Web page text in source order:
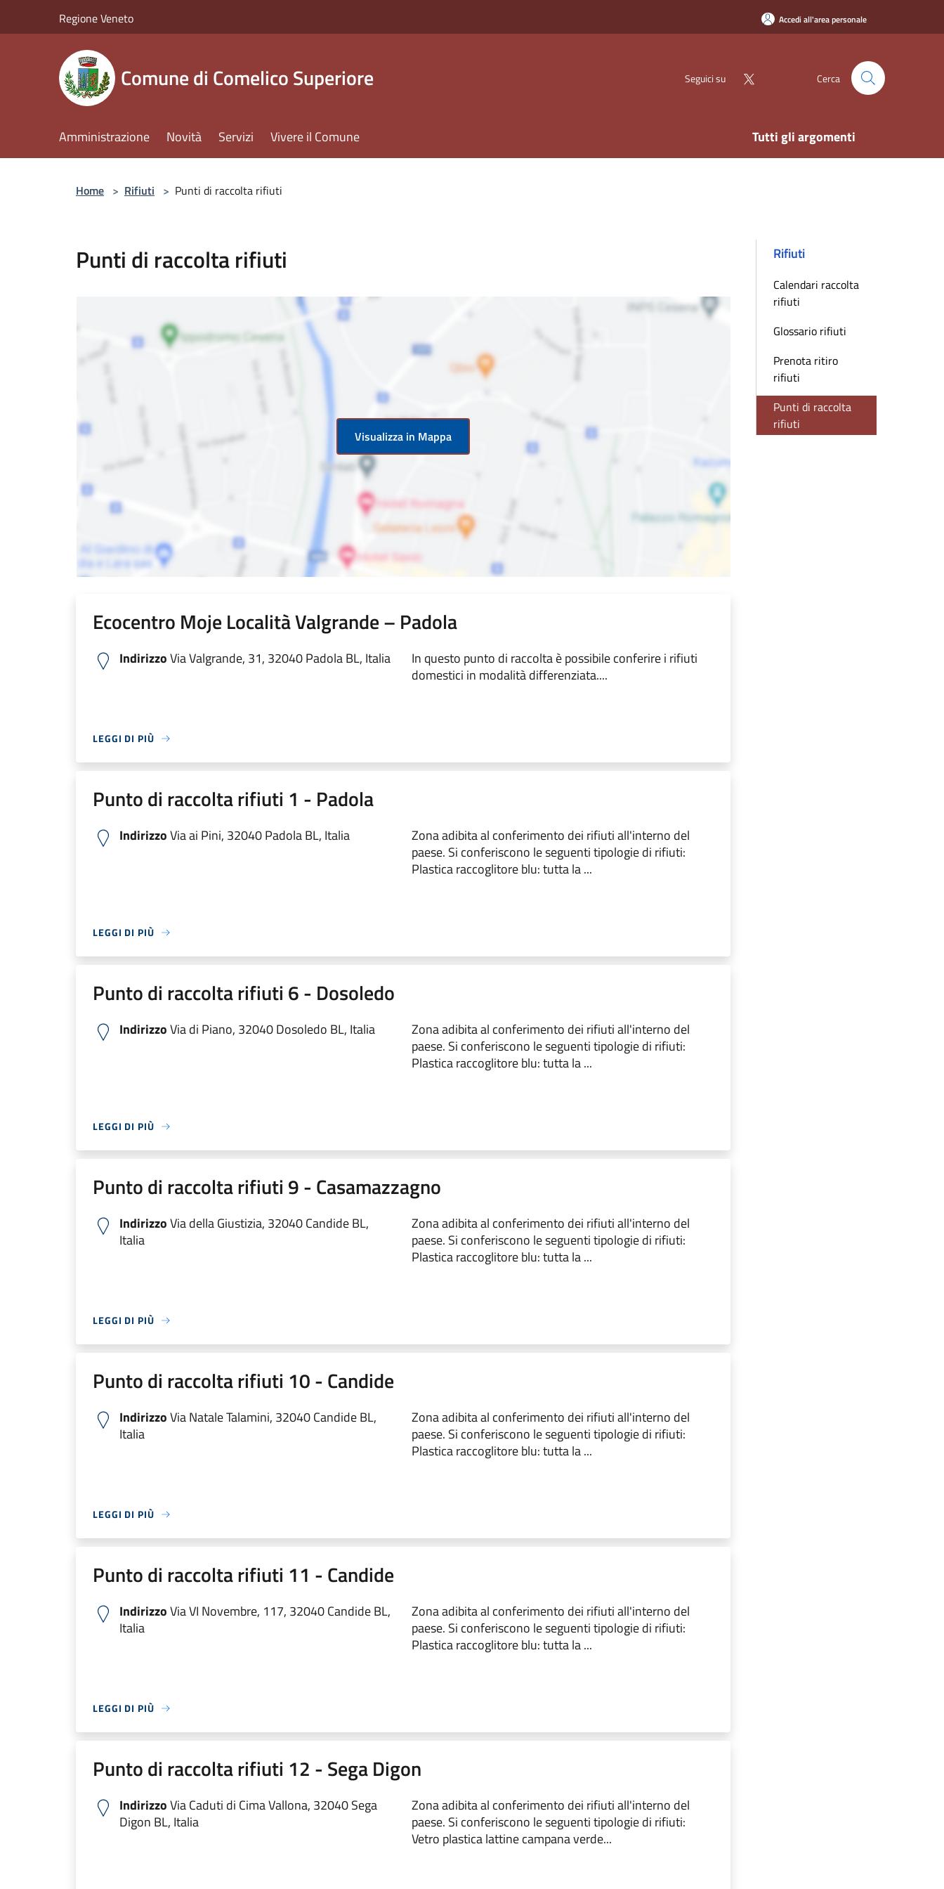
Regione Veneto Accedi all'area personale
Comune di Comelico Superiore Seguici su Cerca
Amministrazione Novità Servizi Vivere il Comune Tutti gli argomenti
Home > Rifiuti > Punti di raccolta rifiuti
Punti di raccolta rifiuti
Visualizza in Mappa
Ecocentro Moje Località Valgrande – Padola
IndirizzoVia Valgrande, 31, 32040 Padola BL, Italia
In questo punto di raccolta è possibile conferire i rifiuti
domestici in modalità differenziata....
LEGGI DI PIÙ
Punto di raccolta rifiuti 1 - Padola
IndirizzoVia ai Pini, 32040 Padola BL, Italia
Zona adibita al conferimento dei rifiuti all'interno del
paese. Si conferiscono le seguenti tipologie di rifiuti:
Plastica raccoglitore blu: tutta la ...
LEGGI DI PIÙ
Punto di raccolta rifiuti 6 - Dosoledo
IndirizzoVia di Piano, 32040 Dosoledo BL, Italia
Zona adibita al conferimento dei rifiuti all'interno del
paese. Si conferiscono le seguenti tipologie di rifiuti:
Plastica raccoglitore blu: tutta la ...
LEGGI DI PIÙ
Punto di raccolta rifiuti 9 - Casamazzagno
IndirizzoVia della Giustizia, 32040 Candide BL,
Italia
Zona adibita al conferimento dei rifiuti all'interno del
paese. Si conferiscono le seguenti tipologie di rifiuti:
Plastica raccoglitore blu: tutta la ...
LEGGI DI PIÙ
Punto di raccolta rifiuti 10 - Candide
IndirizzoVia Natale Talamini, 32040 Candide BL,
Italia
Zona adibita al conferimento dei rifiuti all'interno del
paese. Si conferiscono le seguenti tipologie di rifiuti:
Plastica raccoglitore blu: tutta la ...
LEGGI DI PIÙ
Punto di raccolta rifiuti 11 - Candide
IndirizzoVia VI Novembre, 117, 32040 Candide BL,
Italia
Zona adibita al conferimento dei rifiuti all'interno del
paese. Si conferiscono le seguenti tipologie di rifiuti:
Plastica raccoglitore blu: tutta la ...
LEGGI DI PIÙ
Punto di raccolta rifiuti 12 - Sega Digon
IndirizzoVia Caduti di Cima Vallona, 32040 Sega
Digon BL, Italia
Zona adibita al conferimento dei rifiuti all'interno del
paese. Si conferiscono le seguenti tipologie di rifiuti:
Vetro plastica lattine campana verde...
Rifiuti
Calendari raccolta
rifiuti
Glossario rifiuti
Prenota ritiro
rifiuti
Punti di raccolta
rifiuti